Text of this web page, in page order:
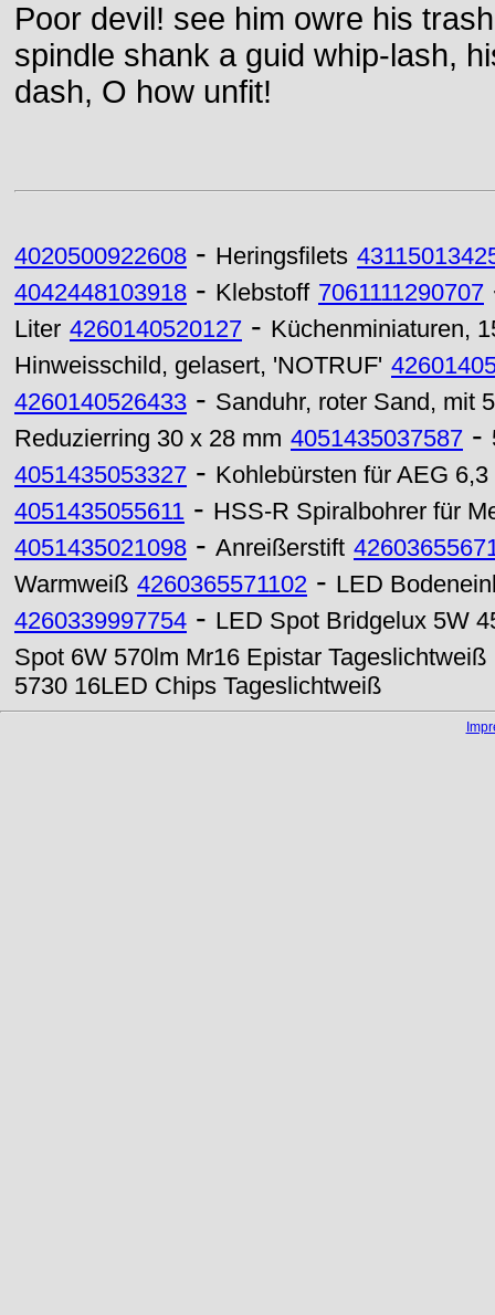
Poor devil! see him owre his
spindle shank a guid whip-lash,
dash, O how unfit!
4020500922608 - Heringsfilets
4042448103918 - Klebstoff 7061111290707
Liter 4260140520127 - Küchenminiaturen,
Hinweisschild, gelasert, 'NOTRUF'
4260140526433 - Sanduhr, roter Sand, mit
Reduzierring 30 x 28 mm 4051435037587 -
4051435053327 - Kohlebürsten für AEG
4051435055611 - HSS-R Spiralbohrer für
4051435021098 - Anreißerstift
Warmweiß 4260365571102 - LED
4260339997754 - LED Spot Bridgelux 5W
Spot 6W 570lm Mr16 Epistar Tageslichtweiß
5730 16LED Chips Tageslichtweiß